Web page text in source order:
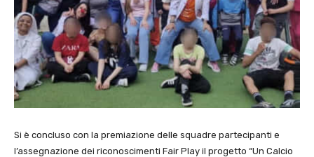
Si è concluso con la premiazione delle squadre partecipanti e
l’assegnazione dei riconoscimenti Fair Play il progetto “Un Calcio